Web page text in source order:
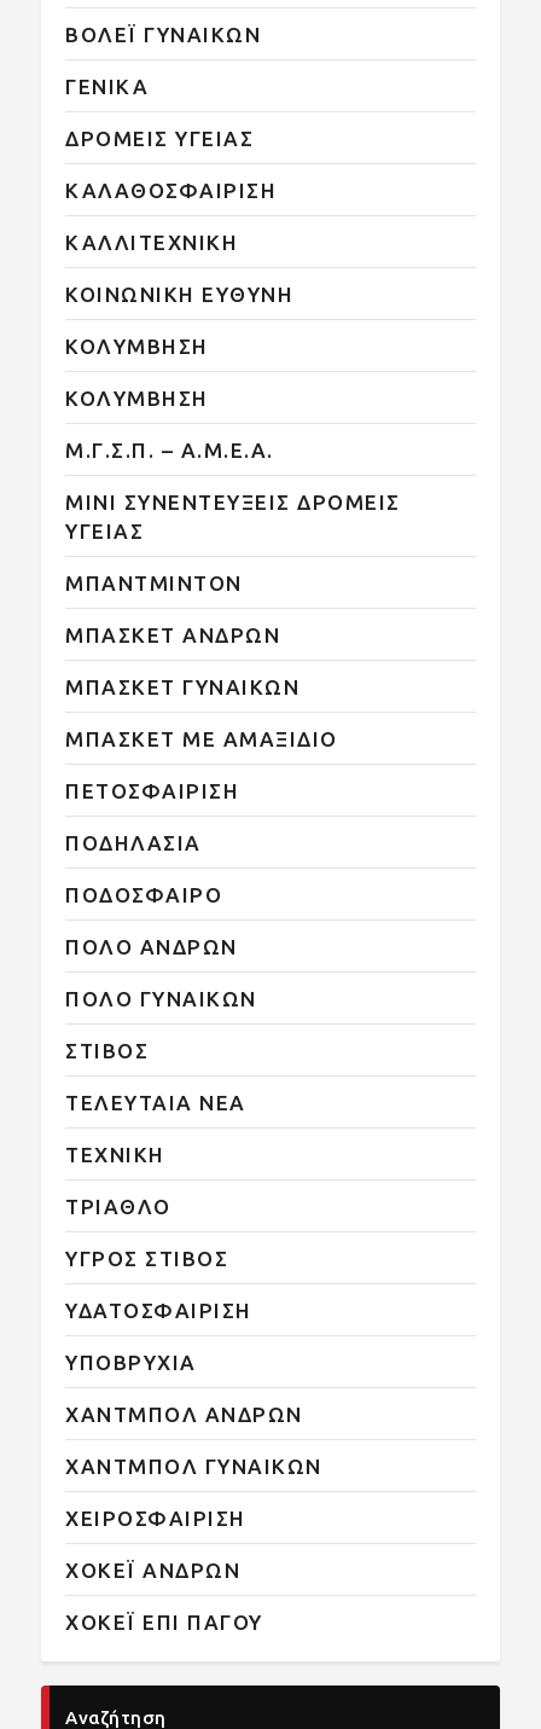
ΒΟΛΕΪ ΓΥΝΑΙΚΩΝ
ΓΕΝΙΚΑ
ΔΡΟΜΕΙΣ ΥΓΕΙΑΣ
ΚΑΛΑΘΟΣΦΑΙΡΙΣΗ
ΚΑΛΛΙΤΕΧΝΙΚΗ
ΚΟΙΝΩΝΙΚΗ ΕΥΘΥΝΗ
ΚΟΛΥΜΒΗΣΗ
ΚΟΛΥΜΒΗΣΗ
Μ.Γ.Σ.Π. – Α.Μ.Ε.Α.
ΜΙΝΙ ΣΥΝΕΝΤΕΥΞΕΙΣ ΔΡΟΜΕΙΣ
ΥΓΕΙΑΣ
ΜΠΑΝΤΜΙΝΤΟΝ
ΜΠΑΣΚΕΤ ΑΝΔΡΩΝ
ΜΠΑΣΚΕΤ ΓΥΝΑΙΚΩΝ
ΜΠΑΣΚΕΤ ΜΕ ΑΜΑΞΙΔΙΟ
ΠΕΤΟΣΦΑΙΡΙΣΗ
ΠΟΔΗΛΑΣΙΑ
ΠΟΔΟΣΦΑΙΡΟ
ΠΟΛΟ ΑΝΔΡΩΝ
ΠΟΛΟ ΓΥΝΑΙΚΩΝ
ΣΤΙΒΟΣ
ΤΕΛΕΥΤΑΙΑ ΝΕΑ
ΤΕΧΝΙΚΗ
ΤΡΙΑΘΛΟ
ΥΓΡΟΣ ΣΤΙΒΟΣ
ΥΔΑΤΟΣΦΑΙΡΙΣΗ
ΥΠΟΒΡΥΧΙΑ
ΧΑΝΤΜΠΟΛ ΑΝΔΡΩΝ
ΧΑΝΤΜΠΟΛ ΓΥΝΑΙΚΩΝ
ΧΕΙΡΟΣΦΑΙΡΙΣΗ
ΧΟΚΕΪ ΑΝΔΡΩΝ
ΧΟΚΕΪ ΕΠΙ ΠΑΓΟΥ
Αναζήτηση